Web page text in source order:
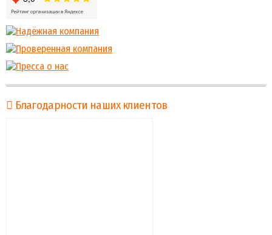
Благодарности наших клиентов